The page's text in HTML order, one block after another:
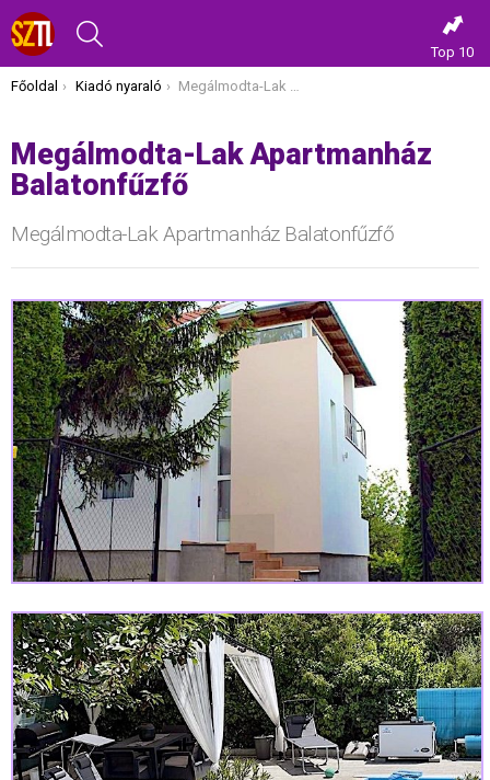
Top 10
Itt vagy most:
Főoldal Kiadó nyaraló Megálmodta-Lak Apartmanház Balatonfűzfő
Megálmodta-Lak Apartmanház
Balatonfűzfő
Megálmodta-Lak Apartmanház Balatonfűzfő